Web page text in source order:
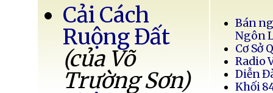
Cải Cách
Ruộng Đất
(của Võ
Trường Sơn)
Bán
Ngôn
Cơ Sở
Radio
Diễn
Khối